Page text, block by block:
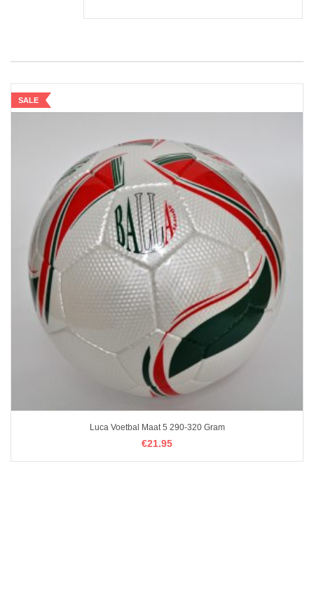
SALE
Luca Voetbal Maat 5 290-320 Gram
€21.95
€21.95